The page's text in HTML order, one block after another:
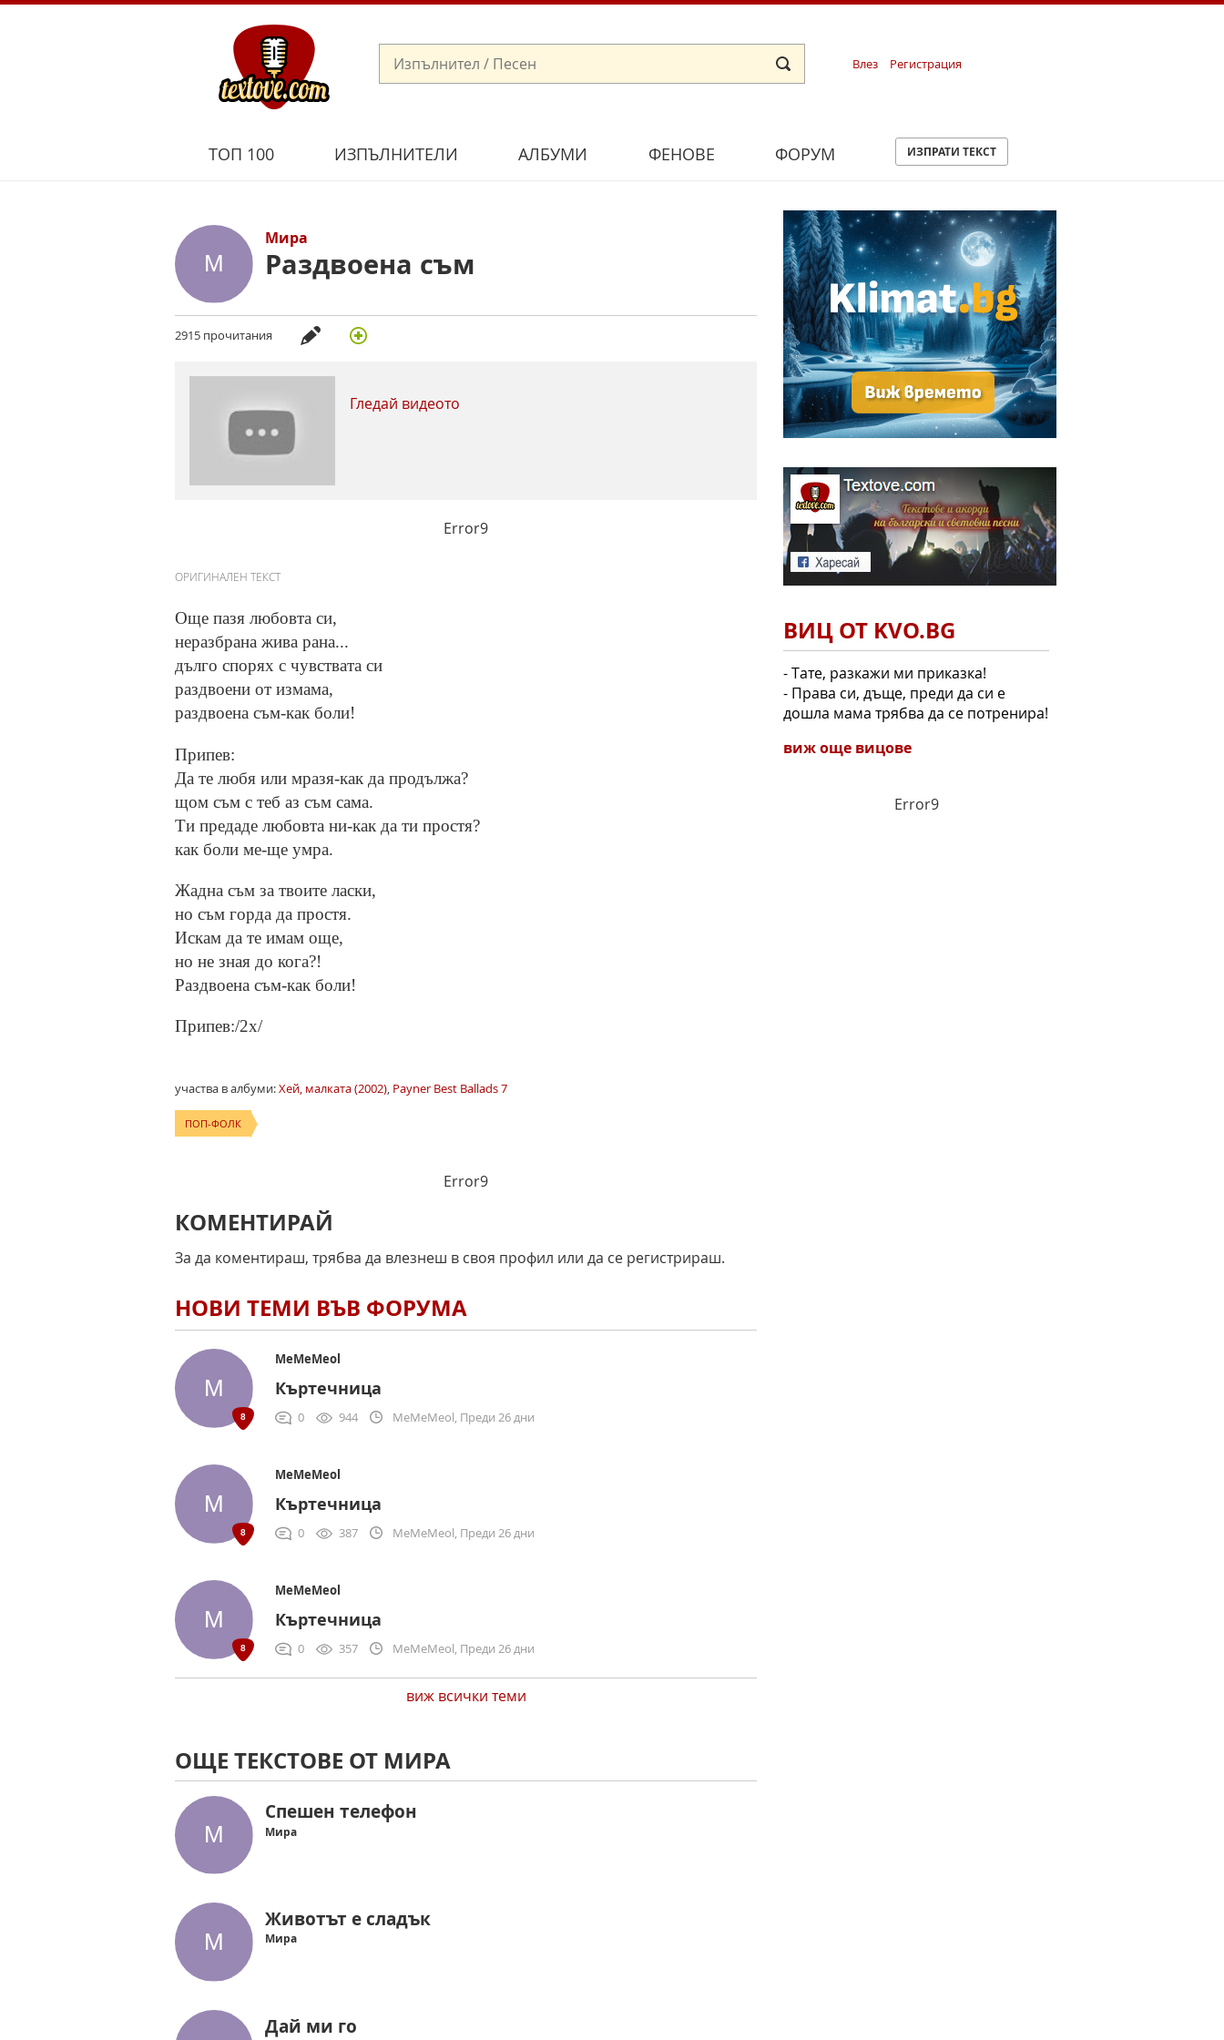
Влез Регистрация
ТОП 100 ИЗПЪЛНИТЕЛИ АЛБУМИ ФЕНОВЕ ФОРУМ ИЗПРАТИ ТЕКСТ
Мира
Раздвоена съм
2915 прочитания
Гледай видеото
Error9
ОРИГИНАЛЕН ТЕКСТ
Още пазя любовта си,
неразбрана жива рана...
дълго спорях с чувствата си
раздвоени от измама,
раздвоена съм-как боли!
Припев:
Да те любя или мразя-как да продължа?
щом съм с теб аз съм сама.
Ти предаде любовта ни-как да ти простя?
как боли ме-ще умра.
Жадна съм за твоите ласки,
но съм горда да простя.
Искам да те имам още,
но не зная до кога?!
Раздвоена съм-как боли!
Припев:/2x/
участва в албуми:Хей, малката (2002), Payner Best Ballads 7
ПОП-ФОЛК
Error9
КОМЕНТИРАЙ
За да коментираш, трябва да влезнеш в своя профил или да се регистрираш.
НОВИ ТЕМИ ВЪВ ФОРУМА
MeMeMeol
Къртечница
0 944 MeMeMeol, Преди 26 дни
MeMeMeol
Къртечница
0 387 MeMeMeol, Преди 26 дни
MeMeMeol
Къртечница
0 357 MeMeMeol, Преди 26 дни
виж всички теми
ОЩЕ ТЕКСТОВЕ ОТ МИРА
Спешен телефон
Мира
Животът е сладък
Мира
Дай ми го
ВИЦ ОТ KVO.BG
- Тате, разкажи ми приказка!
- Права си, дъще, преди да си е
дошла мама трябва да се потренира!
виж още вицове
Error9